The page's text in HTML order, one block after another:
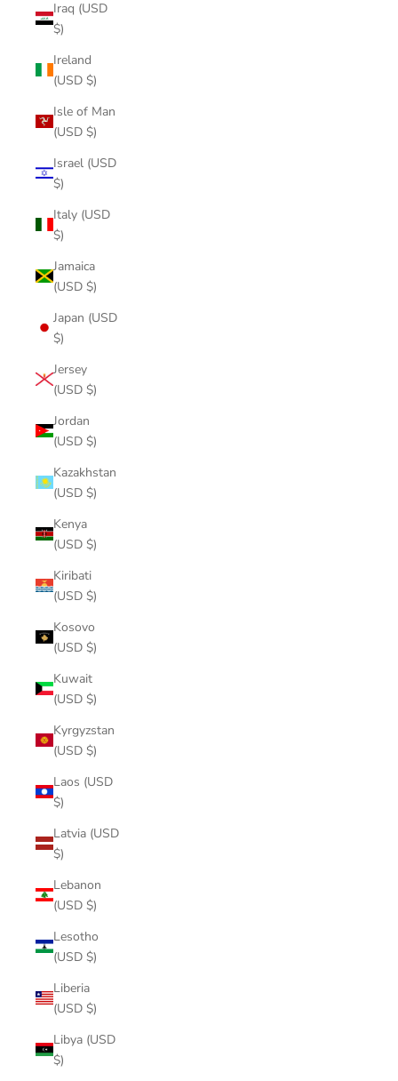
Iraq (USD
$)
Ireland
(USD $)
Isle of Man
(USD $)
Israel (USD
$)
Italy (USD
$)
Jamaica
(USD $)
Japan (USD
$)
Jersey
(USD $)
Jordan
(USD $)
Kazakhstan
(USD $)
Kenya
(USD $)
Kiribati
(USD $)
Kosovo
(USD $)
Kuwait
(USD $)
Kyrgyzstan
(USD $)
Laos (USD
$)
Latvia (USD
$)
Lebanon
(USD $)
Lesotho
(USD $)
Liberia
(USD $)
Libya (USD
$)